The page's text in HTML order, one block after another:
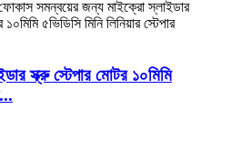
স্ক্রু স্টেপার মোটর ১০মিমি